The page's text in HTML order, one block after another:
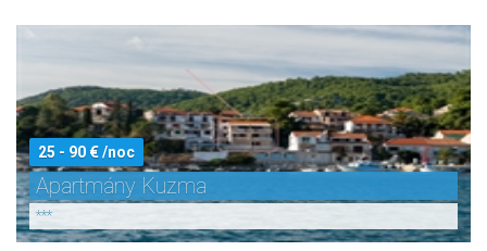
25 - 90 € /noc
Apartmány Kuzma
***